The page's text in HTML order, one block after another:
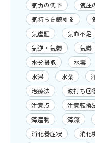
気力の低下
気圧
気持ちを鎮める
気虚証
気血不足
気逆・気鬱
気鬱
水分摂取
水毒
水滞
水菜
治療法
波打ち回
注意点
注意転換
海産物
海藻
消化器症状
消化